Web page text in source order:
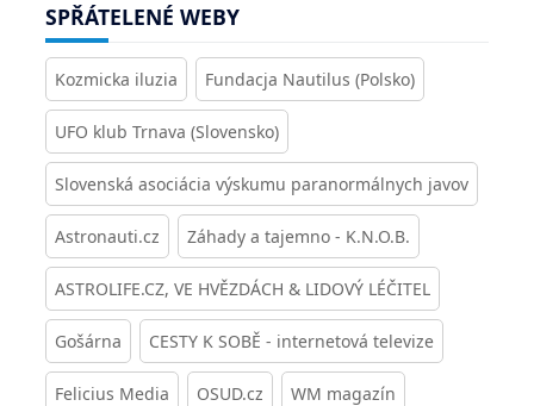
SPŘÁTELENÉ WEBY
Kozmicka iluzia Fundacja Nautilus (Polsko)
UFO klub Trnava (Slovensko)
Slovenská asociácia výskumu paranormálnych javov
Astronauti.cz Záhady a tajemno - K.N.O.B.
ASTROLIFE.CZ, VE HVĚZDÁCH & LIDOVÝ LÉČITEL
Gošárna CESTY K SOBĚ - internetová televize
Felicius Media OSUD.cz WM magazín